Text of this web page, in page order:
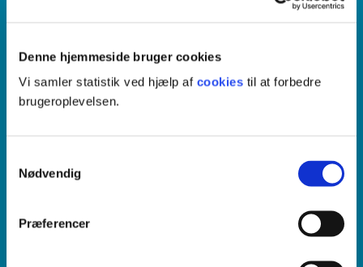
Denne hjemmeside bruger cookies
Vi samler statistik ved hjælp af cookies til at forbedre
brugeroplevelsen.
Nødvendig
Præferencer
Diplommodul
Sundhed og ældre